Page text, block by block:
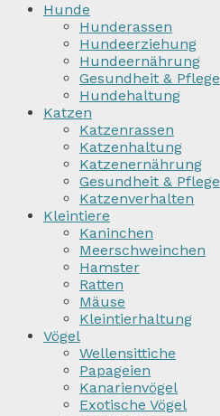
Hunde
Hunderassen
Hundeerziehung
Hundeernährung
Gesundheit & Pflege
Hundehaltung
Katzen
Katzenrassen
Katzenhaltung
Katzenernährung
Gesundheit & Pflege
Katzenverhalten
Kleintiere
Kaninchen
Meerschweinchen
Hamster
Ratten
Mäuse
Kleintierhaltung
Vögel
Wellensittiche
Papageien
Kanarienvögel
Exotische Vögel